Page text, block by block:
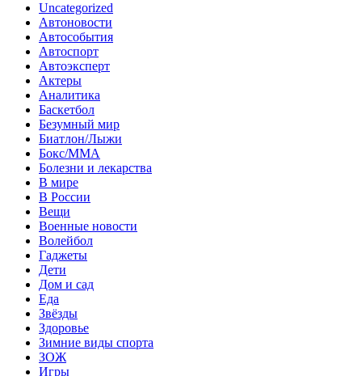
Uncategorized
Автоновости
Автособытия
Автоспорт
Автоэксперт
Актеры
Аналитика
Баскетбол
Безумный мир
Биатлон/Лыжи
Бокс/MMA
Болезни и лекарства
В мире
В России
Вещи
Военные новости
Волейбол
Гаджеты
Дети
Дом и сад
Еда
Звёзды
Здоровье
Зимние виды спорта
ЗОЖ
Игры